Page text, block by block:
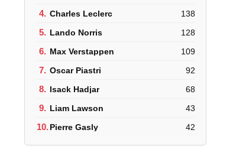
4. Charles Leclerc 138
5. Lando Norris 128
6. Max Verstappen 109
7. Oscar Piastri 92
8. Isack Hadjar 68
9. Liam Lawson 43
10.Pierre Gasly 42